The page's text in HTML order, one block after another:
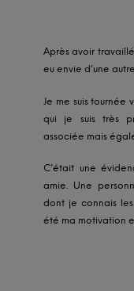
Après avoir
eu envie d’une
Je me suis
qui je suis très
associée mais
C’était une
amie. Une
dont je connais les
été ma motivation